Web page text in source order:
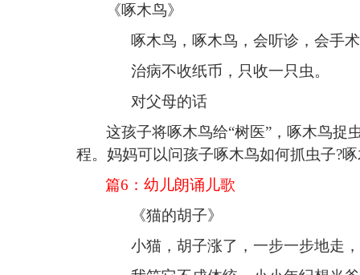
《啄木鸟》
啄木鸟，啄木鸟， 会听诊， 会手
治病不收纸币，只收一只虫。
对父母的话
这孩子将啄木鸟给“树医”，啄木鸟捉
程。妈妈可以问孩子啄木鸟如何抓虫子?
篇6： 幼儿朗诵儿歌
《猫的胡子》
小猫，胡子涨了，一步一步地走